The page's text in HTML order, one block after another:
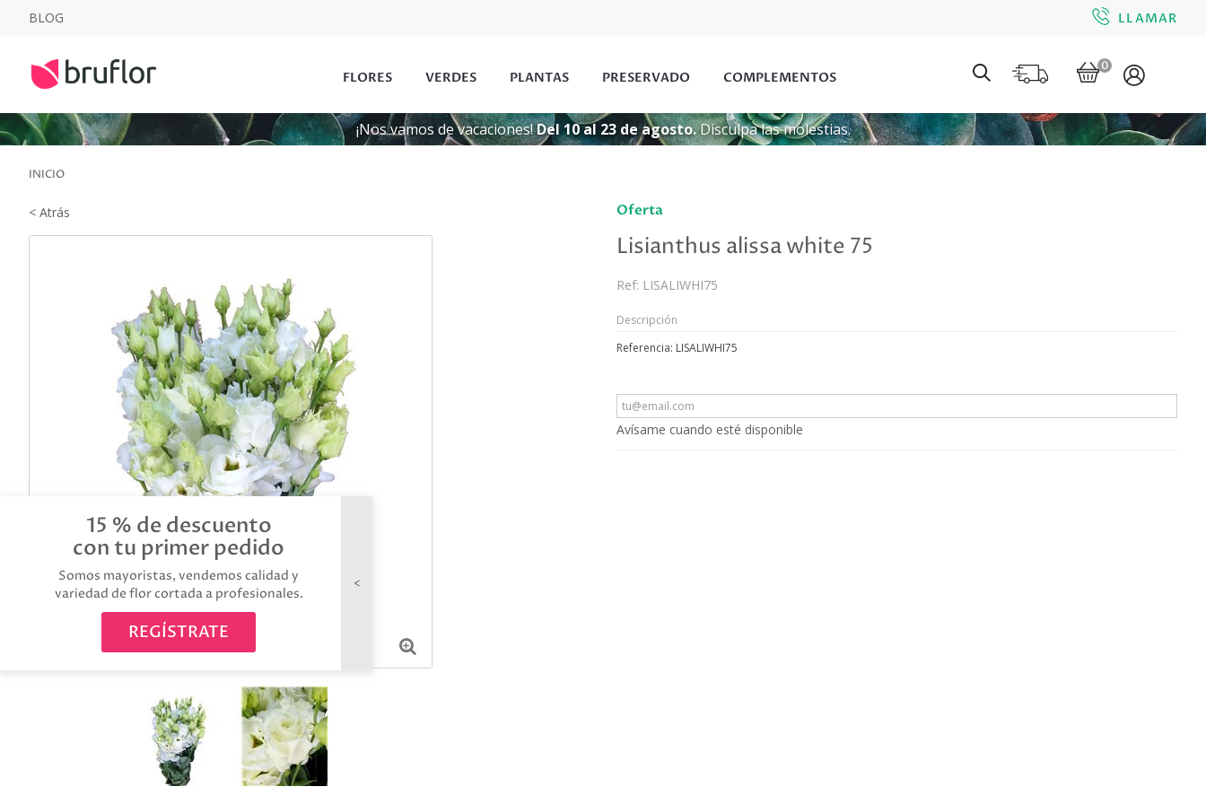
15 % de descuento
con tu primer pedido
Somos mayoristas, vendemos calidad y
variedad de flor cortada a profesionales.
REGÍSTRATE
BLOG LLAMAR
0
FLORES VERDES PLANTAS PRESERVADO COMPLEMENTOS
¡Nos vamos de vacaciones!Del 10 al 23 de agosto.Disculpa las molestias.
INICIO
< Atrás Oferta
Lisianthus alissa white 75
Ref: LISALIWHI75
Descripción
Referencia: LISALIWHI75
Avísame cuando esté disponible